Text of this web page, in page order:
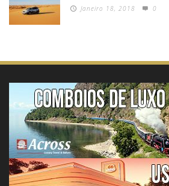
Janeiro 18, 2018 0